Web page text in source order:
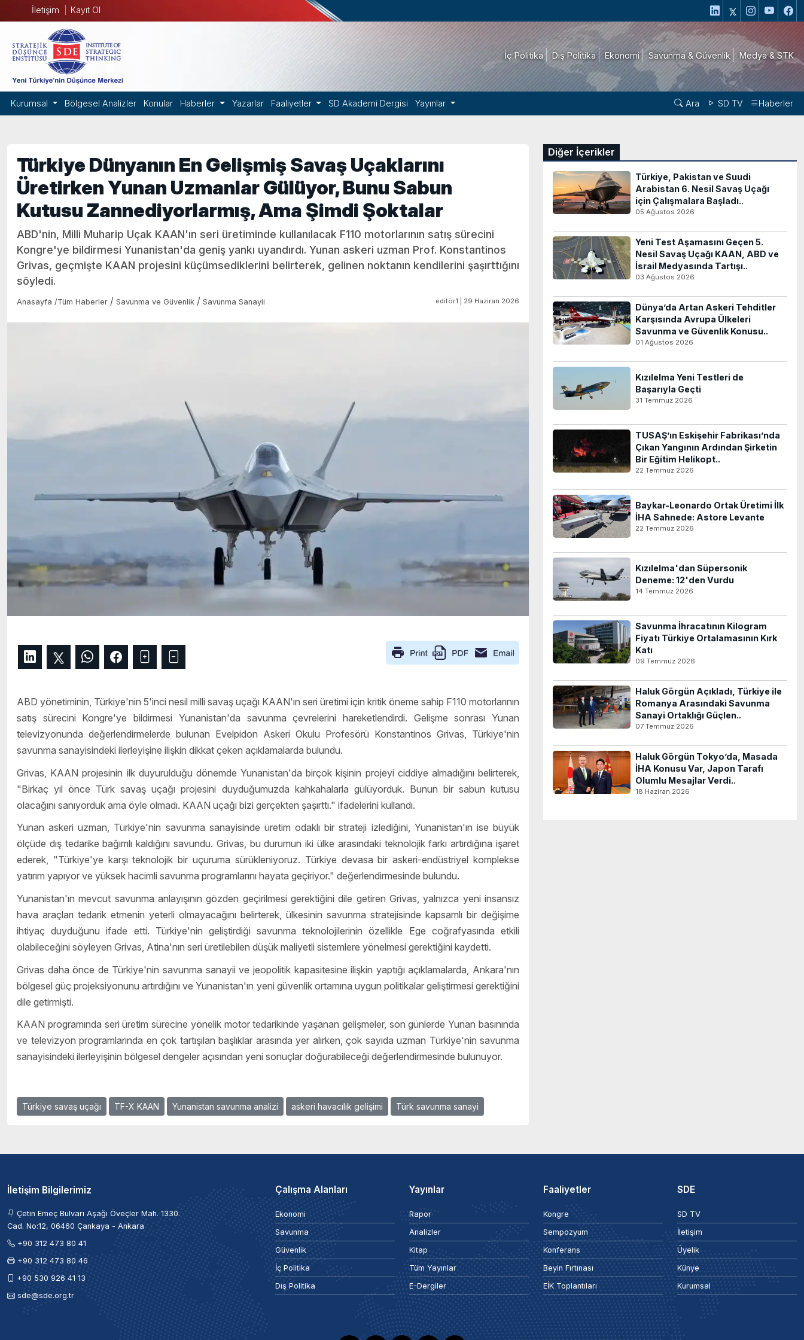
İletişim Kayıt Ol
İç Politika Dış Politika Ekonomi Savunma & Güvenlik Medya & STK
Kurumsal Bölgesel Analizler Konular Haberler Yazarlar Faaliyetler SD Akademi Dergisi Yayınlar Ara SD TV Haberler
Türkiye Dünyanın En Gelişmiş Savaş Uçaklarını
Üretirken Yunan Uzmanlar Gülüyor, Bunu Sabun
Kutusu Zannediyorlarmış, Ama Şimdi Şoktalar
ABD'nin, Milli Muharip Uçak KAAN'ın seri üretiminde kullanılacak F110 motorlarının satış sürecini
Kongre'ye bildirmesi Yunanistan'da geniş yankı uyandırdı. Yunan askeri uzman Prof. Konstantinos
Grivas, geçmişte KAAN projesini küçümsediklerini belirterek, gelinen noktanın kendilerini şaşırttığını
söyledi.
Anasayfa /Tüm Haberler / Savunma ve Güvenlik / Savunma Sanayii editör1 | 29 Haziran 2026
ABD yönetiminin, Türkiye'nin 5'inci nesil milli savaş uçağı KAAN'ın seri üretimi için kritik öneme sahip F110 motorlarının
satış sürecini Kongre'ye bildirmesi Yunanistan'da savunma çevrelerini hareketlendirdi. Gelişme sonrası Yunan
televizyonunda değerlendirmelerde bulunan Evelpidon Askeri Okulu Profesörü Konstantinos Grivas, Türkiye'nin
savunma sanayisindeki ilerleyişine ilişkin dikkat çeken açıklamalarda bulundu.
Grivas, KAAN projesinin ilk duyurulduğu dönemde Yunanistan'da birçok kişinin projeyi ciddiye almadığını belirterek,
"Birkaç yıl önce Türk savaş uçağı projesini duyduğumuzda kahkahalarla gülüyorduk. Bunun bir sabun kutusu
olacağını sanıyorduk ama öyle olmadı. KAAN uçağı bizi gerçekten şaşırttı." ifadelerini kullandı.
Yunan askeri uzman, Türkiye'nin savunma sanayisinde üretim odaklı bir strateji izlediğini, Yunanistan'ın ise büyük
ölçüde dış tedarike bağımlı kaldığını savundu. Grivas, bu durumun iki ülke arasındaki teknolojik farkı artırdığına işaret
ederek, "Türkiye'ye karşı teknolojik bir uçuruma sürükleniyoruz. Türkiye devasa bir askeri-endüstriyel komplekse
yatırım yapıyor ve yüksek hacimli savunma programlarını hayata geçiriyor." değerlendirmesinde bulundu.
Yunanistan'ın mevcut savunma anlayışının gözden geçirilmesi gerektiğini dile getiren Grivas, yalnızca yeni insansız
hava araçları tedarik etmenin yeterli olmayacağını belirterek, ülkesinin savunma stratejisinde kapsamlı bir değişime
ihtiyaç duyduğunu ifade etti. Türkiye'nin geliştirdiği savunma teknolojilerinin özellikle Ege coğrafyasında etkili
olabileceğini söyleyen Grivas, Atina'nın seri üretilebilen düşük maliyetli sistemlere yönelmesi gerektiğini kaydetti.
Grivas daha önce de Türkiye'nin savunma sanayii ve jeopolitik kapasitesine ilişkin yaptığı açıklamalarda, Ankara'nın
bölgesel güç projeksiyonunu artırdığını ve Yunanistan'ın yeni güvenlik ortamına uygun politikalar geliştirmesi gerektiğini
dile getirmişti.
KAAN programında seri üretim sürecine yönelik motor tedarikinde yaşanan gelişmeler, son günlerde Yunan basınında
ve televizyon programlarında en çok tartışılan başlıklar arasında yer alırken, çok sayıda uzman Türkiye'nin savunma
sanayisindeki ilerleyişinin bölgesel dengeler açısından yeni sonuçlar doğurabileceği değerlendirmesinde bulunuyor.
Türkiye savaş uçağı TF-X KAAN Yunanistan savunma analizi askeri havacılık gelişimi Türk savunma sanayi
Diğer İçerikler
Türkiye, Pakistan ve Suudi
Arabistan 6. Nesil Savaş Uçağı
için Çalışmalara Başladı..
05 Ağustos 2026
Yeni Test Aşamasını Geçen 5.
Nesil Savaş Uçağı KAAN, ABD ve
İsrail Medyasında Tartışı..
03 Ağustos 2026
Dünya’da Artan Askeri Tehditler
Karşısında Avrupa Ülkeleri
Savunma ve Güvenlik Konusu..
01 Ağustos 2026
Kızılelma Yeni Testleri de
Başarıyla Geçti
31 Temmuz 2026
TUSAŞ’ın Eskişehir Fabrikası’nda
Çıkan Yangının Ardından Şirketin
Bir Eğitim Helikopt..
22 Temmuz 2026
Baykar-Leonardo Ortak Üretimi İlk
İHA Sahnede: Astore Levante
22 Temmuz 2026
Kızılelma'dan Süpersonik
Deneme: 12'den Vurdu
14 Temmuz 2026
Savunma İhracatının Kilogram
Fiyatı Türkiye Ortalamasının Kırk
Katı
09 Temmuz 2026
Haluk Görgün Açıkladı, Türkiye ile
Romanya Arasındaki Savunma
Sanayi Ortaklığı Güçlen..
07 Temmuz 2026
Haluk Görgün Tokyo’da, Masada
İHA Konusu Var, Japon Tarafı
Olumlu Mesajlar Verdi..
18 Haziran 2026
İletişim Bilgilerimiz
Çetin Emeç Bulvarı Aşağı Öveçler Mah. 1330.
Cad. No:12, 06460 Çankaya - Ankara
+90 312 473 80 41
+90 312 473 80 46
+90 530 926 41 13
sde@sde.org.tr
Çalışma Alanları
Ekonomi
Savunma
Güvenlik
İç Politika
Dış Politika
Yayınlar
Rapor
Analizler
Kitap
Tüm Yayınlar
E-Dergiler
Faaliyetler
Kongre
Sempozyum
Konferans
Beyin Fırtınası
EİK Toplantıları
SDE
SD TV
İletişim
Üyelik
Künye
Kurumsal